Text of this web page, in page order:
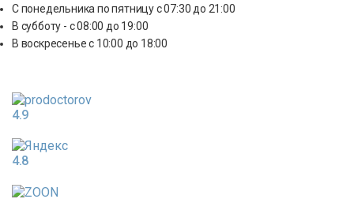
С понедельника по пятницу с 07:30 до 21:00
В субботу - с 08:00 до 19:00
В воскресенье с 10:00 до 18:00
4.9
4.8